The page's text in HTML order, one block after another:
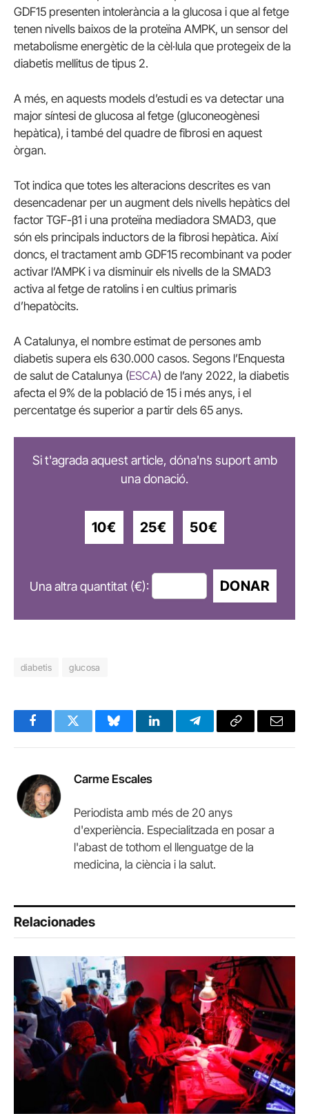
GDF15 presenten intolerància a la glucosa i que al fetge
tenen nivells baixos de la proteïna AMPK, un sensor del
metabolisme energètic de la cèl·lula que protegeix de la
diabetis mellitus de tipus 2.
A més, en aquests models d’estudi es va detectar una
major síntesi de glucosa al fetge (gluconeogènesi
hepàtica), i també del quadre de fibrosi en aquest
òrgan.
Tot indica que totes les alteracions descrites es van
desencadenar per un augment dels nivells hepàtics del
factor TGF-β1 i una proteïna mediadora SMAD3, que
són els principals inductors de la fibrosi hepàtica. Així
doncs, el tractament amb GDF15 recombinant va poder
activar l’AMPK i va disminuir els nivells de la SMAD3
activa al fetge de ratolins i en cultius primaris
d’hepatòcits.
A Catalunya, el nombre estimat de persones amb
diabetis supera els 630.000 casos. Segons l’Enquesta
de salut de Catalunya (ESCA) de l’any 2022, la diabetis
afecta el 9% de la població de 15 i més anys, i el
percentatge és superior a partir dels 65 anys.
Si t'agrada aquest article, dóna'ns suport amb
una donació.
10€ 25€ 50€
Una altra quantitat (€): DONAR
diabetis glucosa
FacebookTwitter BlueskyLinkedInTelegramCopy
Email
Carme Escales
Periodista amb més de 20 anys
d'experiència. Especialitzada en posar a
l'abast de tothom el llenguatge de la
medicina, la ciència i la salut.
Relacionades